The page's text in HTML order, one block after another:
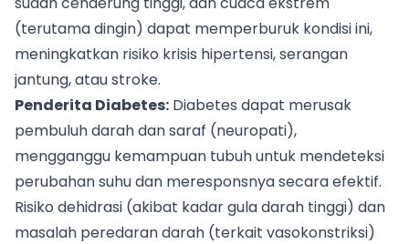
(terutama dingin) dapat memperburuk kondisi ini,
meningkatkan risiko krisis hipertensi, serangan
jantung, atau stroke.
Penderita Diabetes: Diabetes dapat merusak
pembuluh darah dan saraf (neuropati),
mengganggu kemampuan tubuh untuk mendeteksi
perubahan suhu dan meresponsnya secara efektif.
Risiko dehidrasi (akibat kadar gula darah tinggi) dan
masalah peredaran darah (terkait vasokonstriksi)